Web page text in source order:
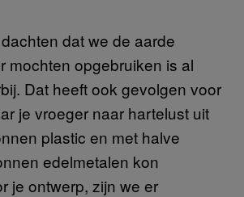
dat we de aarde
mochten opgebruiken is al
Dat heeft ook gevolgen voor
je vroeger naar hartelust uit
plastic en met halve
edelmetalen kon
je ontwerp, zijn we er